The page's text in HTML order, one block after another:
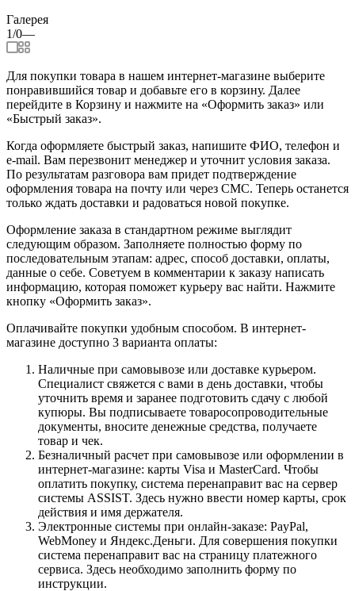
Галерея
1/0—
Для покупки товара в нашем интернет-магазине выберите
понравившийся товар и добавьте его в корзину. Далее
перейдите в Корзину и нажмите на «Оформить заказ» или
«Быстрый заказ».
Когда оформляете быстрый заказ, напишите ФИО, телефон и
e-mail. Вам перезвонит менеджер и уточнит условия заказа.
По результатам разговора вам придет подтверждение
оформления товара на почту или через СМС. Теперь останется
только ждать доставки и радоваться новой покупке.
Оформление заказа в стандартном режиме выглядит
следующим образом. Заполняете полностью форму по
последовательным этапам: адрес, способ доставки, оплаты,
данные о себе. Советуем в комментарии к заказу написать
информацию, которая поможет курьеру вас найти. Нажмите
кнопку «Оформить заказ».
Оплачивайте покупки удобным способом. В интернет-
магазине доступно 3 варианта оплаты:
Наличные при самовывозе или доставке курьером.
Специалист свяжется с вами в день доставки, чтобы
уточнить время и заранее подготовить сдачу с любой
купюры. Вы подписываете товаросопроводительные
документы, вносите денежные средства, получаете
товар и чек.
Безналичный расчет при самовывозе или оформлении в
интернет-магазине: карты Visa и MasterCard. Чтобы
оплатить покупку, система перенаправит вас на сервер
системы ASSIST. Здесь нужно ввести номер карты, срок
действия и имя держателя.
Электронные системы при онлайн-заказе: PayPal,
WebMoney и Яндекс.Деньги. Для совершения покупки
система перенаправит вас на страницу платежного
сервиса. Здесь необходимо заполнить форму по
инструкции.